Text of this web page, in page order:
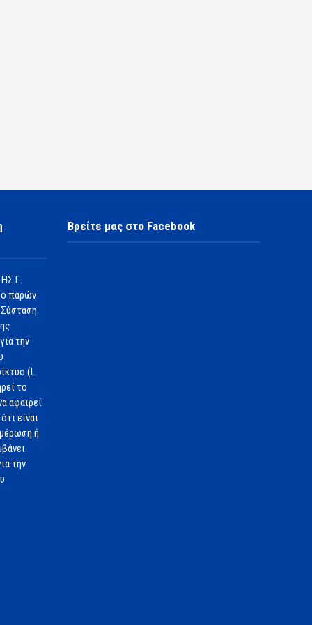
Γ.
ο παρών
την
(L
το
αφαιρεί
είναι
ή
την
Βρείτε μας στο Facebook